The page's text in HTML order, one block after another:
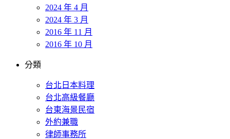
2024 年 4 月
2024 年 3 月
2016 年 11 月
2016 年 10 月
分類
台北日本料理
台北高級餐廳
台東海景民宿
外約兼職
律師事務所